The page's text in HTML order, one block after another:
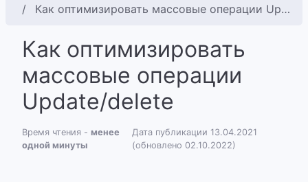
Как оптимизировать массовые операции Update/delete
Как оптимизировать
массовые операции
Update/delete
Время чтения - менее
одной минуты
Дата публикации 13.04.2021
(обновлено 02.10.2022)